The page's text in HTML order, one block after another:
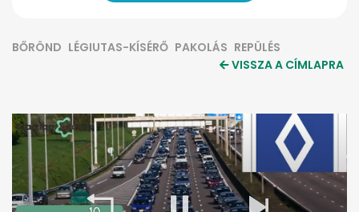
BŐRÖND LÉGIUTAS-KÍSÉRŐ PAKOLÁS REPÜLÉS
VISSZA A CÍMLAPRA